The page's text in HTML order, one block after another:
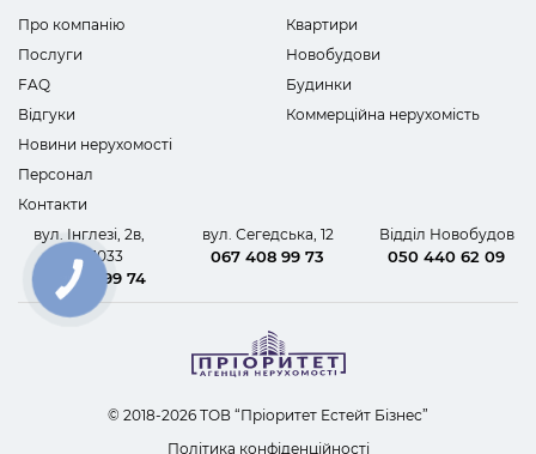
Про компанію
Послуги
FAQ
Відгуки
Новини нерухомості
Персонал
Контакти
Квартири
Новобудови
Будинки
Коммерційна нерухомість
вул. Інглезі, 2в,
офіс 1033
067 408 99 74
вул. Сегедська, 12
067 408 99 73
Відділ Новобудов
050 440 62 09
© 2018-2026 ТОВ “Пріоритет Естейт Бізнес”
Політика конфіденційності
КНОПКА
ЗВ'ЯЗКУ